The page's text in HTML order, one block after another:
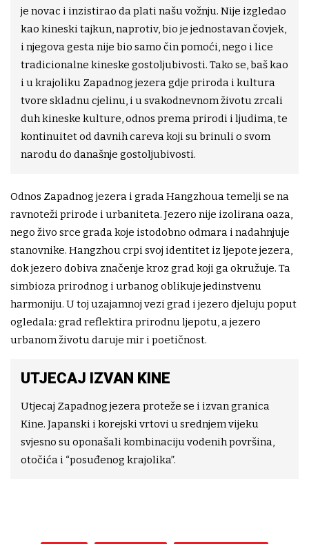
je novac i inzistirao da plati našu vožnju. Nije izgledao
kao kineski tajkun, naprotiv, bio je jednostavan čovjek,
i njegova gesta nije bio samo čin pomoći, nego i lice
tradicionalne kineske gostoljubivosti. Tako se, baš kao
i u krajoliku Zapadnog jezera gdje priroda i kultura
tvore skladnu cjelinu, i u svakodnevnom životu zrcali
duh kineske kulture, odnos prema prirodi i ljudima, te
kontinuitet od davnih careva koji su brinuli o svom
narodu do današnje gostoljubivosti.
Odnos Zapadnog jezera i grada Hangzhoua temelji se na
ravnoteži prirode i urbaniteta. Jezero nije izolirana oaza,
nego živo srce grada koje istodobno odmara i nadahnjuje
stanovnike. Hangzhou crpi svoj identitet iz ljepote jezera,
dok jezero dobiva značenje kroz grad koji ga okružuje. Ta
simbioza prirodnog i urbanog oblikuje jedinstvenu
harmoniju. U toj uzajamnoj vezi grad i jezero djeluju poput
ogledala: grad reflektira prirodnu ljepotu, a jezero
urbanom životu daruje mir i poetičnost.
UTJECAJ IZVAN KINE
Utjecaj Zapadnog jezera proteže se i izvan granica
Kine. Japanski i korejski vrtovi u srednjem vijeku
svjesno su oponašali kombinaciju vodenih površina,
otočića i “posuđenog krajolika”.